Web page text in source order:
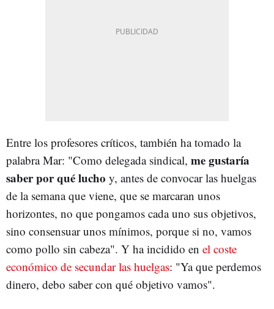
Entre los profesores críticos, también ha tomado la
palabra Mar: "Como delegada sindical, me gustaría
saber por qué lucho y, antes de convocar las huelgas
de la semana que viene, que se marcaran unos
horizontes, no que pongamos cada uno sus objetivos,
sino consensuar unos mínimos, porque si no, vamos
como pollo sin cabeza". Y ha incidido en el coste
económico de secundar las huelgas: "Ya que perdemos
dinero, debo saber con qué objetivo vamos".